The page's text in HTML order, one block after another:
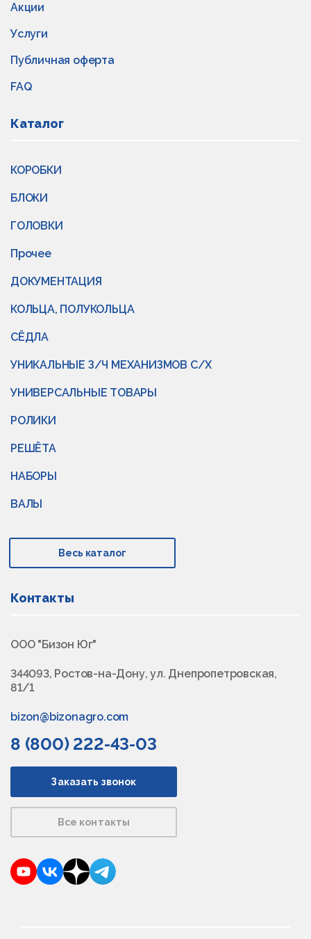
Акции
Услуги
Публичная оферта
FAQ
Каталог
КОРОБКИ
БЛОКИ
ГОЛОВКИ
Прочее
ДОКУМЕНТАЦИЯ
КОЛЬЦА, ПОЛУКОЛЬЦА
СЁДЛА
УНИКАЛЬНЫЕ З/Ч МЕХАНИЗМОВ С/Х
УНИВЕРСАЛЬНЫЕ ТОВАРЫ
РОЛИКИ
РЕШЁТА
НАБОРЫ
ВАЛЫ
Весь каталог
Контакты
ООО "Бизон Юг"
344093, Ростов-на-Дону, ул. Днепропетровская,
81/1
bizon@bizonagro.com
8 (800) 222-43-03
Заказать звонок
Все контакты
YouTubeVKontakte
DzenTelegram